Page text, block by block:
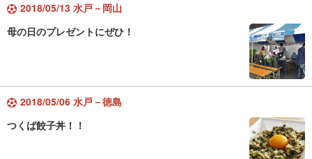
2018/05/13 水戸－岡山
母の日のプレゼントにぜひ！
2018/05/06 水戸－徳島
つくば餃子丼！！